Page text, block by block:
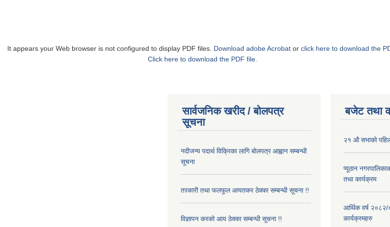
It appears your Web browser is not configured to display PDF files. Download adobe Acrobat or click here to download the
Click here to download the PDF file.
सार्वजनिक खरीद / बोलपत्र
सूचना
नदीजन्य पदार्थ विक्रिका लागि बोलपत्र आह्वान सम्बन्धी
सूचना
तरकारी तथा फलफूल आयतकर ठेक्का सम्बन्धी सूचना !!
विज्ञापन करको आय ठेक्का सम्बन्धी सूचना !!
बजेट तथा
२१ औ सभाको
प्यूठान
तथा कार्यक्रम
आर्थिक वर्ष २०८२/
कार्यक्रमहरु